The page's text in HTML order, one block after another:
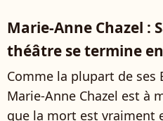
Marie-Anne Chazel :
théâtre se termine
Comme la plupart de ses
Marie-Anne Chazel est à
que la mort est vraiment